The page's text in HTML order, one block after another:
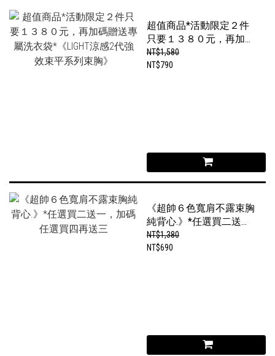
超值商品*活動限定２件
只要１３８０元，再加碼
贈送專屬洗衣袋*《LIGHT
涼感2代強效束平系列束
NT$1,580
NT$790
《超帥６色寬肩不露束胸
純背心.》*任選買二送
一，加碼任選買四再送三
NT$1,380
NT$690